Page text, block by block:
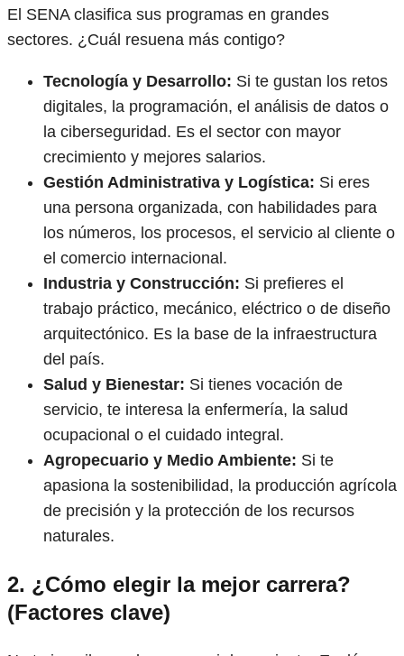
El SENA clasifica sus programas en grandes
sectores. ¿Cuál resuena más contigo?
Tecnología y Desarrollo: Si te gustan los retos
digitales, la programación, el análisis de datos o
la ciberseguridad. Es el sector con mayor
crecimiento y mejores salarios.
Gestión Administrativa y Logística: Si eres
una persona organizada, con habilidades para
los números, los procesos, el servicio al cliente o
el comercio internacional.
Industria y Construcción: Si prefieres el
trabajo práctico, mecánico, eléctrico o de diseño
arquitectónico. Es la base de la infraestructura
del país.
Salud y Bienestar: Si tienes vocación de
servicio, te interesa la enfermería, la salud
ocupacional o el cuidado integral.
Agropecuario y Medio Ambiente: Si te
apasiona la sostenibilidad, la producción agrícola
de precisión y la protección de los recursos
naturales.
2. ¿Cómo elegir la mejor carrera?
(Factores clave)